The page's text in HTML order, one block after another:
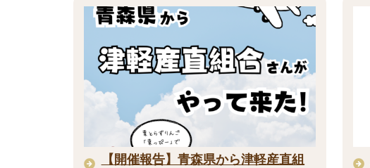
【開催報告】青森県から津軽産直組